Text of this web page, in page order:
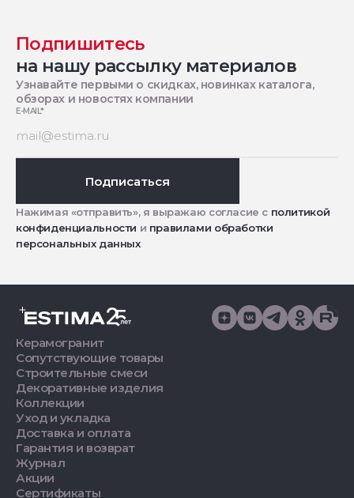
Подпишитесь
на нашу рассылку материалов
Узнавайте первыми о скидках, новинках каталога,
обзорах и новостях компании
E-MAIL*
Подписаться
Нажимая «отправить», я выражаю согласие с политикой
конфиденциальности и правилами обработки
персональных данных
Керамогранит
Сопутствующие товары
Строительные смеси
Декоративные изделия
Коллекции
Уход и укладка
Доставка и оплата
Гарантия и возврат
Журнал
Акции
Сертификаты